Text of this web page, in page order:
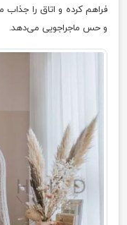
فراهم کرده و اتاق را جذاب
و حس ماجراجویی می‌دهد.